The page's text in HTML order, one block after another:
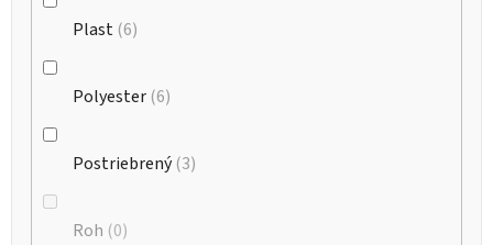
Plast 6
Polyester 6
Postriebrený 3
Roh 0